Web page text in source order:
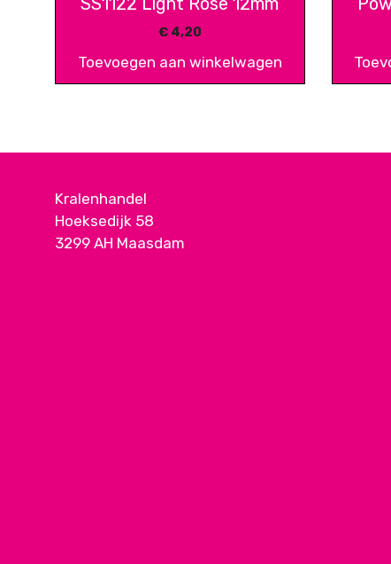
€4,20
Toevoegen aan winkelwagen
Kralenhandel
Hoeksedijk 58
3299 AH Maasdam